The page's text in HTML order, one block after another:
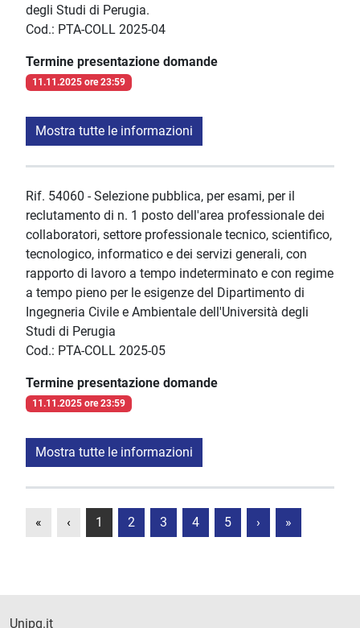
degli Studi di Perugia.
Cod.: PTA-COLL 2025-04
Termine presentazione domande
11.11.2025 ore 23:59
Mostra tutte le informazioni
Rif. 54060 - Selezione pubblica, per esami, per il
reclutamento di n. 1 posto dell'area professionale dei
collaboratori, settore professionale tecnico, scientifico,
tecnologico, informatico e dei servizi generali, con
rapporto di lavoro a tempo indeterminato e con regime
a tempo pieno per le esigenze del Dipartimento di
Ingegneria Civile e Ambientale dell'Università degli
Studi di Perugia
Cod.: PTA-COLL 2025-05
Termine presentazione domande
11.11.2025 ore 23:59
Mostra tutte le informazioni
« ‹ 1 2 3 4 5 › »
Unipg.it